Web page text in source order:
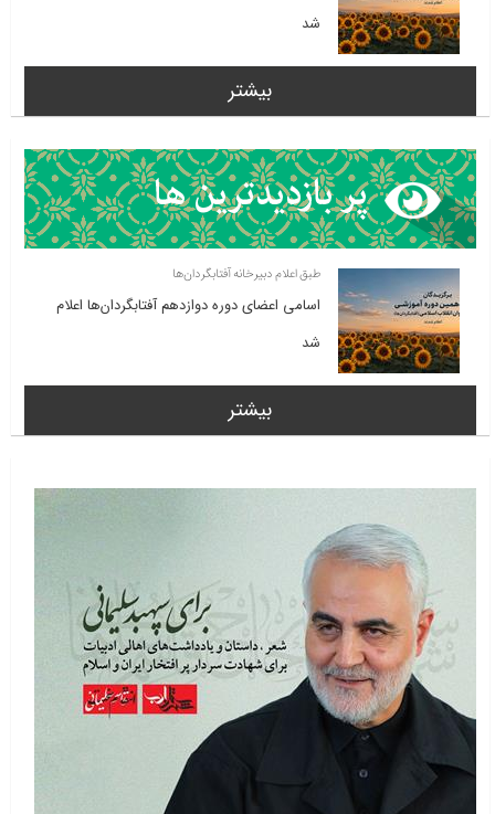
شد
بیشتر
طبق اعلام دبیرخانه آفتابگردان‌ها
اسامی اعضای دوره دوازدهم آفتابگردان‌ها اعلام
شد
بیشتر